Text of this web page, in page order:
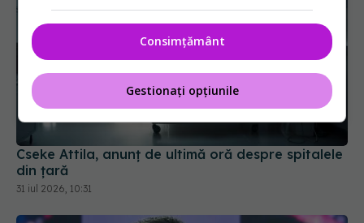
Cseke Attila, anunț de ultimă oră despre spitalele
din țară
31 iul 2026, 10:31
Consimțământ
Gestionați opțiunile